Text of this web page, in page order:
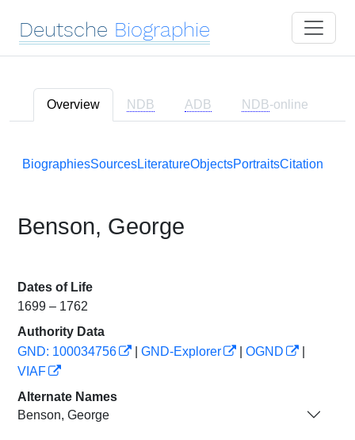
Deutsche Biographie
Overview NDB ADB NDB-online
BiographiesSourcesLiteratureObjectsPortraitsCitation
Benson, George
Dates of Life
1699 – 1762
Authority Data
GND: 100034756
GND-Explorer OGND
VIAF
Alternate Names
Benson, George